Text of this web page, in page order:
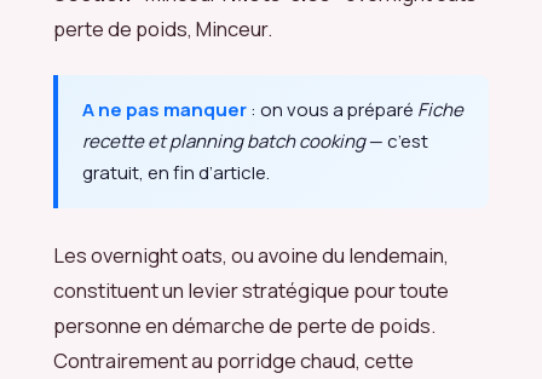
perte de poids, Minceur.
A ne pas manquer: on vous a préparé Fiche
recette et planning batch cooking— c’est
gratuit, en fin d’article.
Les overnight oats, ou avoine du lendemain,
constituent un levier stratégique pour toute
personne en démarche de perte de poids.
Contrairement au porridge chaud, cette